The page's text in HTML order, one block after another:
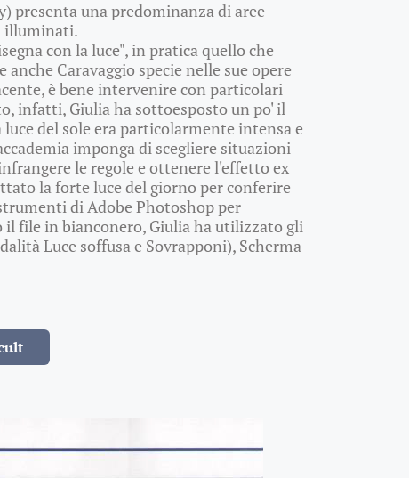
presenta una predominanza di aree
illuminati.
con la luce", in pratica quello che
Caravaggio specie nelle sue opere
è bene intervenire con particolari
infatti, Giulia ha sottoesposto un po' il
del sole era particolarmente intensa e
imponga di scegliere situazioni
le regole e ottenere l'effetto ex
la forte luce del giorno per conferire
di Adobe Photoshop per
file in bianconero, Giulia ha utilizzato gli
Luce soffusa e Sovrapponi), Scherma